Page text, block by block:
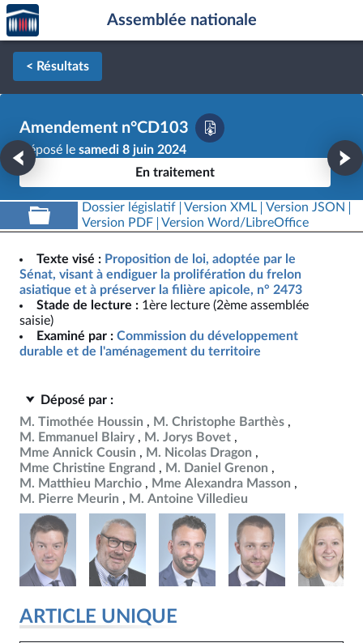
Aller au contenu
Aller en bas de la page
Accèder
à la
page
d'accueil
Assemblée nationale
< Résultats
Amendement n°CD103
Déposé le samedi 8 juin 2024
En traitement
Dossier législatif Version XML
Version JSON
Version PDF
Version Word/LibreOffice
Texte visé : Proposition de loi, adoptée par le
Sénat, visant à endiguer la prolifération du frelon
asiatique et à préserver la filière apicole, n° 2473
Stade de lecture : 1ère lecture (2ème assemblée
saisie)
Examiné par : Commission du développement
durable et de l'aménagement du territoire
Déposé par :
M. Timothée Houssin
M. Christophe Barthès
M. Emmanuel Blairy
M. Jorys Bovet
Mme Annick Cousin
M. Nicolas Dragon
Mme Christine Engrand
M. Daniel Grenon
M. Matthieu Marchio
Mme Alexandra Masson
M. Pierre Meurin
M. Antoine Villedieu
ARTICLE UNIQUE